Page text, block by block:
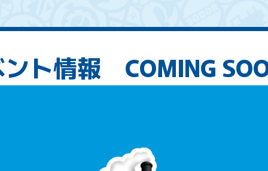
ト情報 COMING